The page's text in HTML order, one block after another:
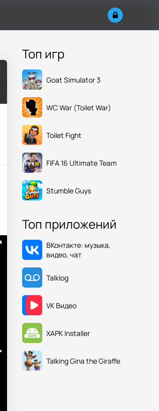
Топ игр
Goat Simulator 3
WC War (Toilet War)
Toilet Fight
FIFA 16 Ultimate Team
Stumble Guys
Топ приложений
ВКонтакте: музыка,
видео, чат
Talklog
VK Видео
XAPK Installer
Talking Gina the Giraffe